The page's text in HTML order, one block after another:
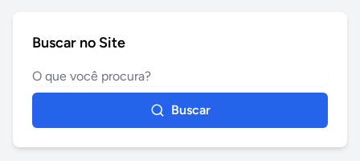
Buscar no Site
Buscar